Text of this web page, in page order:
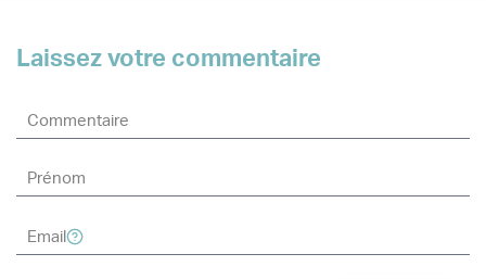
Laissez votre commentaire